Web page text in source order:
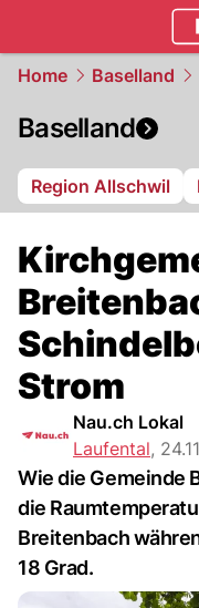
Home Baselland
Baselland
Region Allschwil
Strom
Nau.ch Lokal
Laufental,
Wie die Gemeinde
die
Breitenbach
18 Grad.